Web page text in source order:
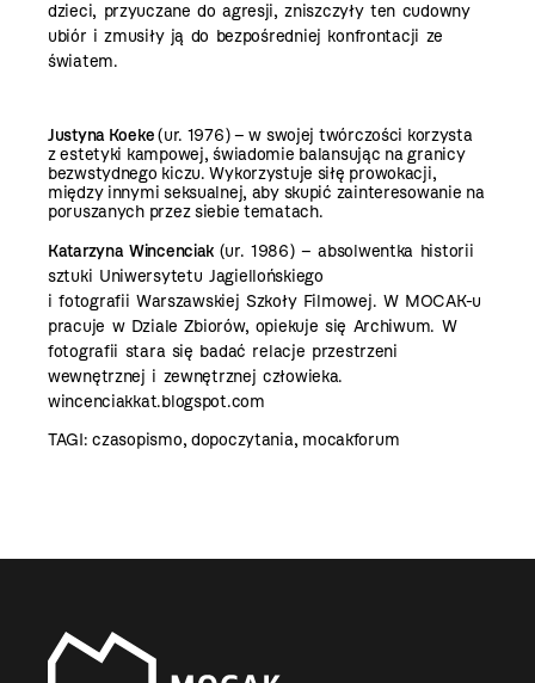
dzieci, przyuczane do agresji, zniszczyły ten cudowny
ubiór i zmusiły ją do bezpośredniej konfrontacji ze
światem.
Justyna Koeke(ur. 1976) – w swojej twórczości korzysta
z estetyki kampowej, świadomie balansując na granicy
bezwstydnego kiczu. Wykorzystuje siłę prowokacji,
między innymi seksualnej, aby skupić zainteresowanie na
poruszanych przez siebie tematach.
Katarzyna Wincenciak (ur. 1986) – absolwentka historii
sztuki Uniwersytetu Jagiellońskiego
i fotografii Warszawskiej Szkoły Filmowej. W ­MOCAK-u
pracuje w Dziale Zbiorów, opiekuje się Archiwum. W
fotografii stara się badać relacje przestrzeni
wewnętrznej i zewnętrznej człowieka.
wincenciakkat.blogspot.com
TAGI:czasopismo, dopoczytania, mocakforum